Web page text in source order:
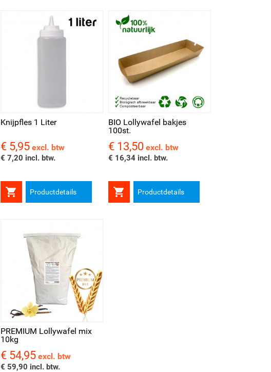
Knijpfles 1 Liter
Prijs
€ 5,95 excl. btw
€ 7,20 incl. btw.
 Productdetails
BIO Lollywafel bakjes
100st.
Prijs
€ 13,50 excl. btw
€ 16,34 incl. btw.
 Productdetails
PREMIUM Lollywafel mix
10kg
Prijs
€ 54,95 excl. btw
€ 59,90 incl. btw.